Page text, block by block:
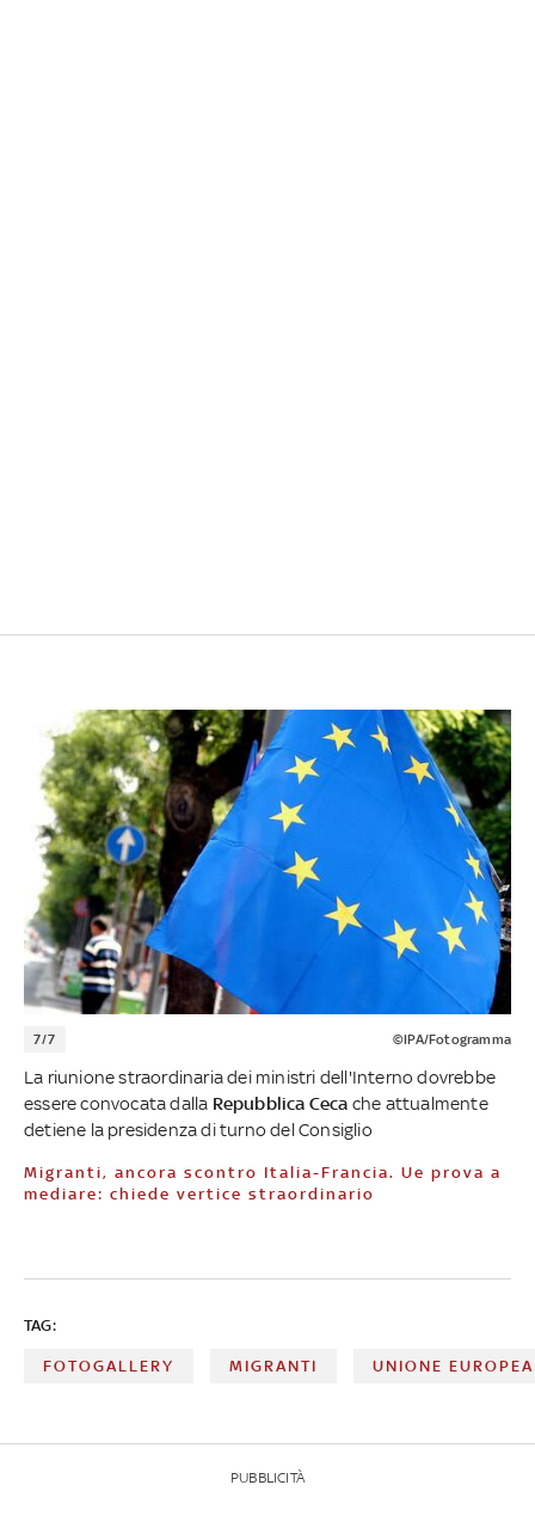
7/7 ©IPA/Fotogramma
La riunione straordinaria dei ministri dell'Interno dovrebbe
essere convocata dalla Repubblica Ceca che attualmente
detiene la presidenza di turno del Consiglio
Migranti, ancora scontro Italia-Francia. Ue prova a
mediare: chiede vertice straordinario
TAG:
FOTOGALLERY MIGRANTI UNIONE EUROPEA
PUBBLICITÀ